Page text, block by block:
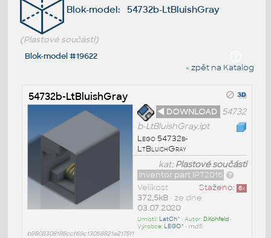
Blok-model: 54732b-LtBluishGray
(Plastové součásti)
Blok-model #19622
« zpět na Katalog
54732b-LtBluishGray
◄ DOWNLOAD 54732
b-LtBluishGray.ipt
Lego 54732b-
LtBluishGray
kat:Plastové součásti
Inventor part IPT2016
Staženo: 6x
Velikost
372,5kB• ze dne
03.07.2020
Umístil: LatCh^ • Autor: D.Kohfeld•
Výrobce: LEGO^ • md5:
b9808308188ccf69c13058821e217511